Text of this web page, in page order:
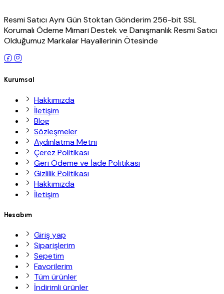
Resmi Satıcı Aynı Gün Stoktan Gönderim 256-bit SSL
Korumalı Ödeme Mimari Destek ve Danışmanlık Resmi Satıcı
Olduğumuz Markalar Hayallerinin Ötesinde
Kurumsal
Hakkımızda
İletişim
Blog
Sözleşmeler
Aydınlatma Metni
Çerez Politikası
Geri Ödeme ve İade Politikası
Gizlilik Politikası
Hakkımızda
İletişim
Hesabım
Giriş yap
Siparişlerim
Sepetim
Favorilerim
Tüm ürünler
İndirimli ürünler